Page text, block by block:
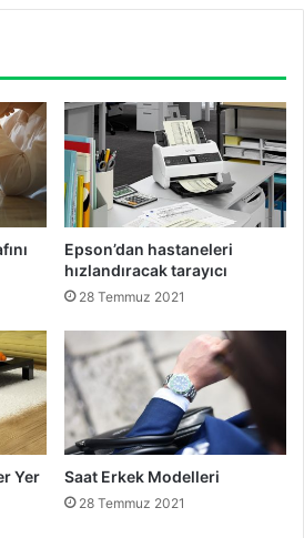
Epson’dan hastaneleri
hızlandıracak tarayıcı
28 Temmuz 2021
Yer
Saat Erkek Modelleri
28 Temmuz 2021